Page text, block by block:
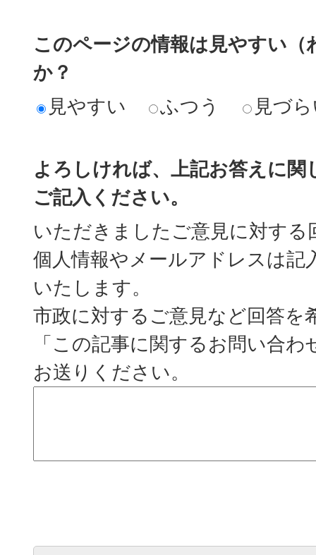
このページの情報は見やすい
か？
見やすい
ふつう 見づ
よろしければ、上記お答えに関
ご記入ください。
いただきましたご意見に対する
個人情報やメールアドレスは記
いたします。
市政に対するご意見など回答を
「この記事に関するお問い合
お送りください。